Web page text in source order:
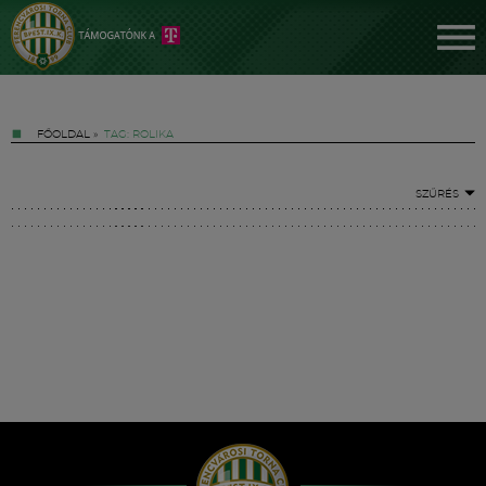
FŐOLDAL » TAG: ROLIKA
SZŰRÉS
Hírek